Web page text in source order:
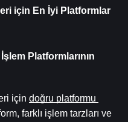
için En İyi Platformlar
Platformlarının
için doğru platformu
farklı işlem tarzları ve